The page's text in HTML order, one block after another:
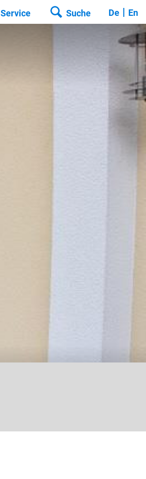
Service Suche De En